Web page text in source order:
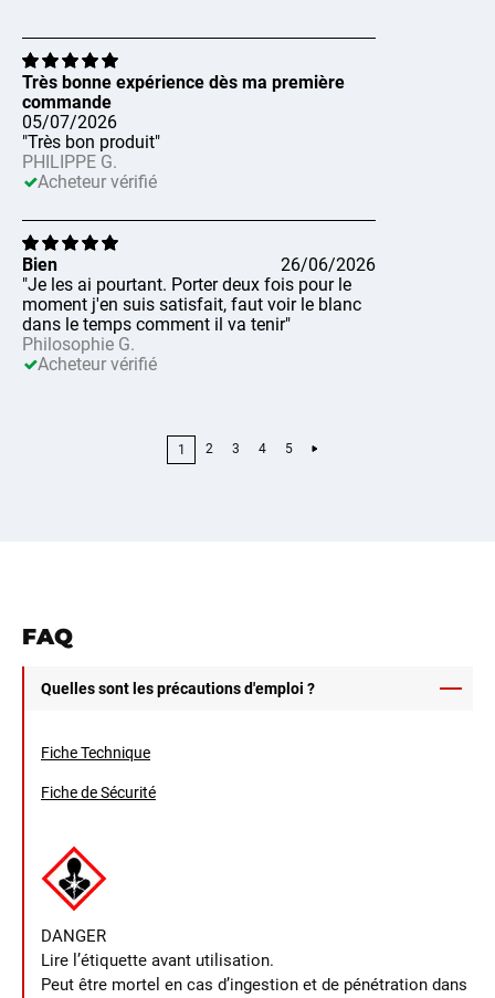
Très bonne expérience dès ma première
commande
05/07/2026
"Très bon produit"
PHILIPPE G.
Acheteur vérifié
Bien
26/06/2026
"Je les ai pourtant. Porter deux fois pour le
moment j'en suis satisfait, faut voir le blanc
dans le temps comment il va tenir"
Philosophie G.
Acheteur vérifié
1 2 3 4 5
FAQ
Quelles sont les précautions d'emploi ?
Fiche Technique
Fiche de Sécurité
DANGER
Lire l’étiquette avant utilisation.
Peut être mortel en cas d’ingestion et de pénétration dans